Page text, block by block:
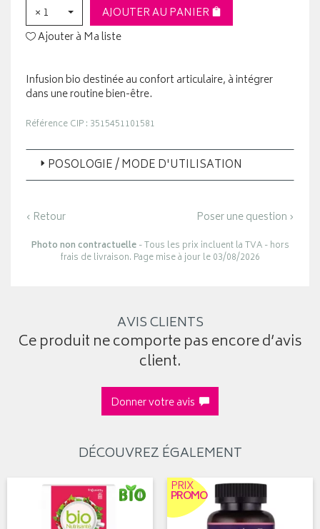
× 1
AJOUTER AU PANIER
Ajouter à Ma liste
Infusion bio destinée au confort articulaire, à intégrer
dans une routine bien-être.
Référence CIP : 3515451101581
POSOLOGIE / MODE D'UTILISATION
‹ Retour Poser une question ›
Photo non contractuelle- Tous les prix incluent la TVA - hors
frais de livraison. Page mise à jour le 03/08/2026
AVIS CLIENTS
Ce produit ne comporte pas encore d’avis
client.
Donner votre avis
DÉCOUVREZ ÉGALEMENT
PRIX
PROMO